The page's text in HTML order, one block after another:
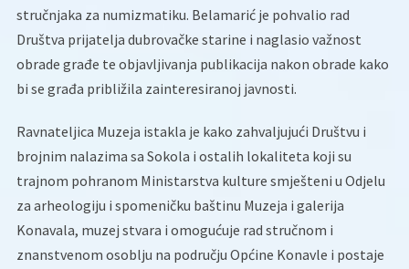
stručnjaka za numizmatiku. Belamarić je pohvalio rad
Društva prijatelja dubrovačke starine i naglasio važnost
obrade građe te objavljivanja publikacija nakon obrade kako
bi se građa približila zainteresiranoj javnosti.
Ravnateljica Muzeja istakla je kako zahvaljujući Društvu i
brojnim nalazima sa Sokola i ostalih lokaliteta koji su
trajnom pohranom Ministarstva kulture smješteni u Odjelu
za arheologiju i spomeničku baštinu Muzeja i galerija
Konavala, muzej stvara i omogućuje rad stručnom i
znanstvenom osoblju na području Općine Konavle i postaje